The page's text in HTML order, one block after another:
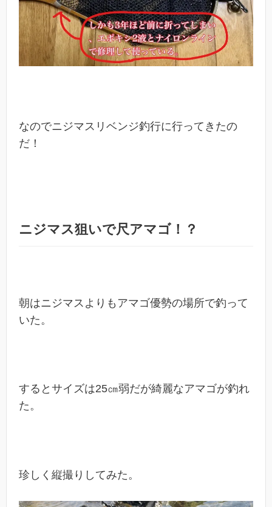
なのでニジマスリベンジ釣行に行ってきたの
だ！
ニジマス狙いで尺アマゴ！？
朝はニジマスよりもアマゴ優勢の場所で釣って
いた。
するとサイズは25㎝弱だが綺麗なアマゴが釣れ
た。
珍しく縦撮りしてみた。